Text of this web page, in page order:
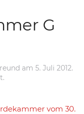
G
am 5. Juli 2012.
.
vom 30.